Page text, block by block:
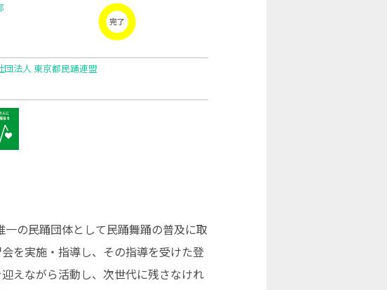
完了
団法人 東京都民踊連盟
の民踊団体として民踊舞踊の普及に取
を実施・指導し、その指導を受けた登
えながら活動し、次世代に残さなけれ